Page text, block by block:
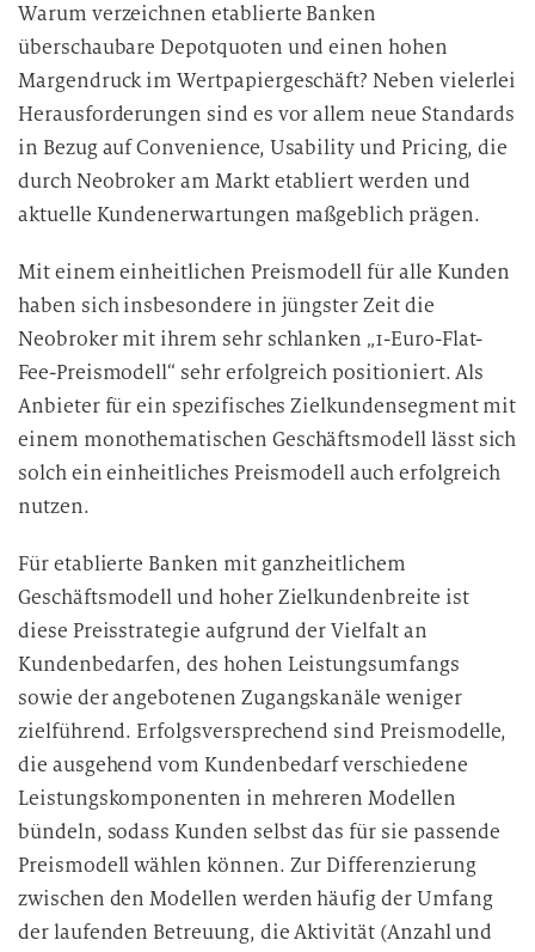
Warum verzeichnen etablierte Banken
überschaubare Depotquoten und einen hohen
Margendruck im Wertpapiergeschäft? Neben vielerlei
Herausforderungen sind es vor allem neue Standards
in Bezug auf Convenience, Usability und Pricing, die
durch Neobroker am Markt etabliert werden und
aktuelle Kundenerwartungen maßgeblich prägen.
Mit einem einheitlichen Preismodell für alle Kunden
haben sich insbesondere in jüngster Zeit die
Neobroker mit ihrem sehr schlanken „1-Euro-Flat-
Fee-Preismodell“ sehr erfolgreich positioniert. Als
Anbieter für ein spezifisches Zielkundensegment mit
einem monothematischen Geschäftsmodell lässt sich
solch ein einheitliches Preismodell auch erfolgreich
nutzen.
Für etablierte Banken mit ganzheitlichem
Geschäftsmodell und hoher Zielkundenbreite ist
diese Preisstrategie aufgrund der Vielfalt an
Kundenbedarfen, des hohen Leistungsumfangs
sowie der angebotenen Zugangskanäle weniger
zielführend. Erfolgsversprechend sind Preismodelle,
die ausgehend vom Kundenbedarf verschiedene
Leistungskomponenten in mehreren Modellen
bündeln, sodass Kunden selbst das für sie passende
Preismodell wählen können. Zur Differenzierung
zwischen den Modellen werden häufig der Umfang
der laufenden Betreuung, die Aktivität (Anzahl und